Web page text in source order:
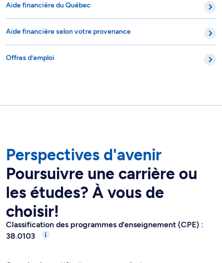
Aide financière du Québec
Aide financière selon votre provenance
Offres d’emploi
Perspectives d'avenir
Poursuivre une carrière ou
les études? À vous de
choisir!
Classification des programmes d’enseignement (CPE) :
38.0103